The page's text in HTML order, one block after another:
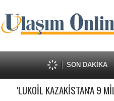
SON DAKİKA
'LUKOİL KAZAKİSTAN'A 9